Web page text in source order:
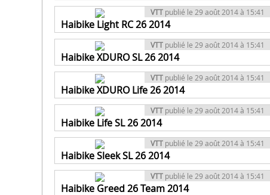
VTT publié le 29 août 2014 à 15:41
Haibike Light RC 26 2014
VTT publié le 29 août 2014 à 15:41
Haibike XDURO SL 26 2014
VTT publié le 29 août 2014 à 15:41
Haibike XDURO Life 26 2014
VTT publié le 29 août 2014 à 15:41
Haibike Life SL 26 2014
VTT publié le 29 août 2014 à 15:41
Haibike Sleek SL 26 2014
VTT publié le 29 août 2014 à 15:41
Haibike Greed 26 Team 2014